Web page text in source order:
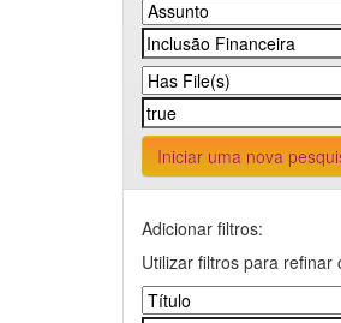
Iniciar uma nova
Adicionar filtros:
Utilizar filtros para